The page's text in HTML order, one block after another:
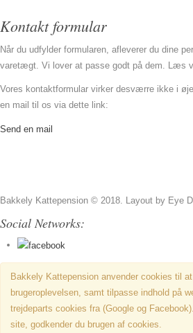
Kontakt formular
Når du udfylder formularen, afleverer du dine
varetægt. Vi lover at passe godt på dem. Læs
Vores kontaktformular virker desværre ikke i
en mail til os via dette link:
Send en mail
Bakkely Kattepension © 2018. Layout by Eye
Social Networks:
Bakkely Kattepension anvender cookies til
brugeroplevelsen, samt tilpasse indhold på
trejdeparts cookies fra (Google og
site, godkender du brugen af cookies.